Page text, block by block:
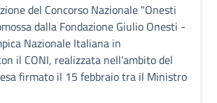
del Concorso Nazionale "Onesti
dalla Fondazione Giulio Onesti -
Nazionale Italiana in
il CONI, realizzata nell’ambito del
firmato il 15 febbraio tra il Ministro